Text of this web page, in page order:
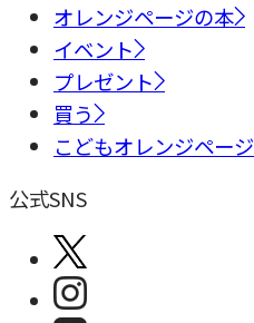
オレンジページの本
イベント
プレゼント
買う
こどもオレンジページ
公式SNS